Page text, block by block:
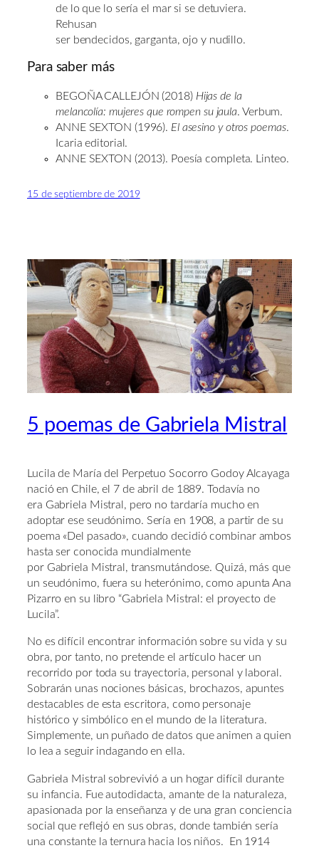
de lo que lo sería el mar si se detuviera.
Rehusan
ser bendecidos, garganta, ojo y nudillo.
Para saber más
BEGOÑA CALLEJÓN (2018) Hijas de la
melancolía: mujeres que rompen su jaula. Verbum.
ANNE SEXTON (1996). El asesino y otros poemas.
Icaria editorial.
ANNE SEXTON (2013). Poesía completa. Linteo.
15 de septiembre de 2019
5 poemas de Gabriela Mistral
Lucila de María del Perpetuo Socorro Godoy Alcayaga
nació en Chile, el 7 de abril de 1889. Todavía no
era Gabriela Mistral, pero no tardaría mucho en
adoptar ese seudónimo. Sería en 1908, a partir de su
poema «Del pasado», cuando decidió combinar ambos
hasta ser conocida mundialmente
por Gabriela Mistral, transmutándose. Quizá, más que
un seudónimo, fuera su heterónimo, como apunta Ana
Pizarro en su libro “Gabriela Mistral: el proyecto de
Lucila”.
No es difícil encontrar información sobre su vida y su
obra, por tanto, no pretende el artículo hacer un
recorrido por toda su trayectoria, personal y laboral.
Sobrarán unas nociones básicas, brochazos, apuntes
destacables de esta escritora, como personaje
histórico y simbólico en el mundo de la literatura.
Simplemente, un puñado de datos que animen a quien
lo lea a seguir indagando en ella.
Gabriela Mistral sobrevivió a un hogar difícil durante
su infancia. Fue autodidacta, amante de la naturaleza,
apasionada por la enseñanza y de una gran conciencia
social que reflejó en sus obras, donde también sería
una constante la ternura hacia los niños. En 1914